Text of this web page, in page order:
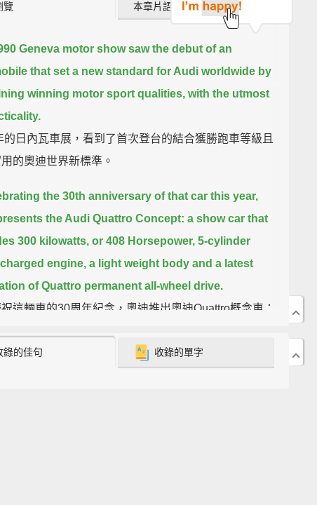
覽 本章片語 (0)
Geneva motor show saw the debut of an
that set a new standard for Audi worldwide by
winning motor sport qualities, with the utmost
的日內瓦車展，看到了首次登台的結合獲勝跑車等級且
的奧迪世界新標準。
the 30th anniversary of that car this year,
the Audi Quattro Concept: a show car that
300 kilowatts, or 408 Horsepower, 5-cylinder
engine, a light weight body and a latest
of Quattro permanent all-wheel drive.
這輛車的30周年紀念，奧迪推出奧迪Quattro概念車：
輕量化車身和最新一代Quattro的固定四輪驅動系統。
錄的佳句 收錄的單字